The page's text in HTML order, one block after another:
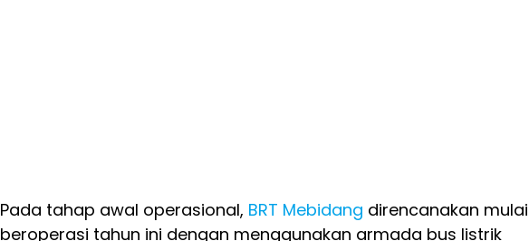
Pada tahap awal operasional, BRT Mebidang direncanakan mulai
beroperasi tahun ini dengan menggunakan armada bus listrik